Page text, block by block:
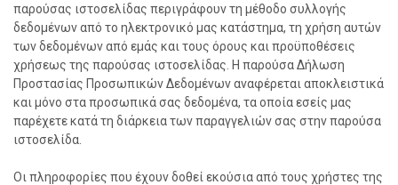
παρούσας ιστοσελίδας περιγράφουν τη μέθοδο συλλογής
δεδομένων από το ηλεκτρονικό μας κατάστημα, τη χρήση αυτών
των δεδομένων από εμάς και τους όρους και προϋποθέσεις
χρήσεως της παρούσας ιστοσελίδας. Η παρούσα Δήλωση
Προστασίας Προσωπικών Δεδομένων αναφέρεται αποκλειστικά
και μόνο στα προσωπικά σας δεδομένα, τα οποία εσείς μας
παρέχετε κατά τη διάρκεια των παραγγελιών σας στην παρούσα
ιστοσελίδα.
Οι πληροφορίες που έχουν δοθεί εκούσια από τους χρήστες της